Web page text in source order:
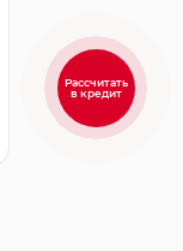
Рассчитать
в кредит